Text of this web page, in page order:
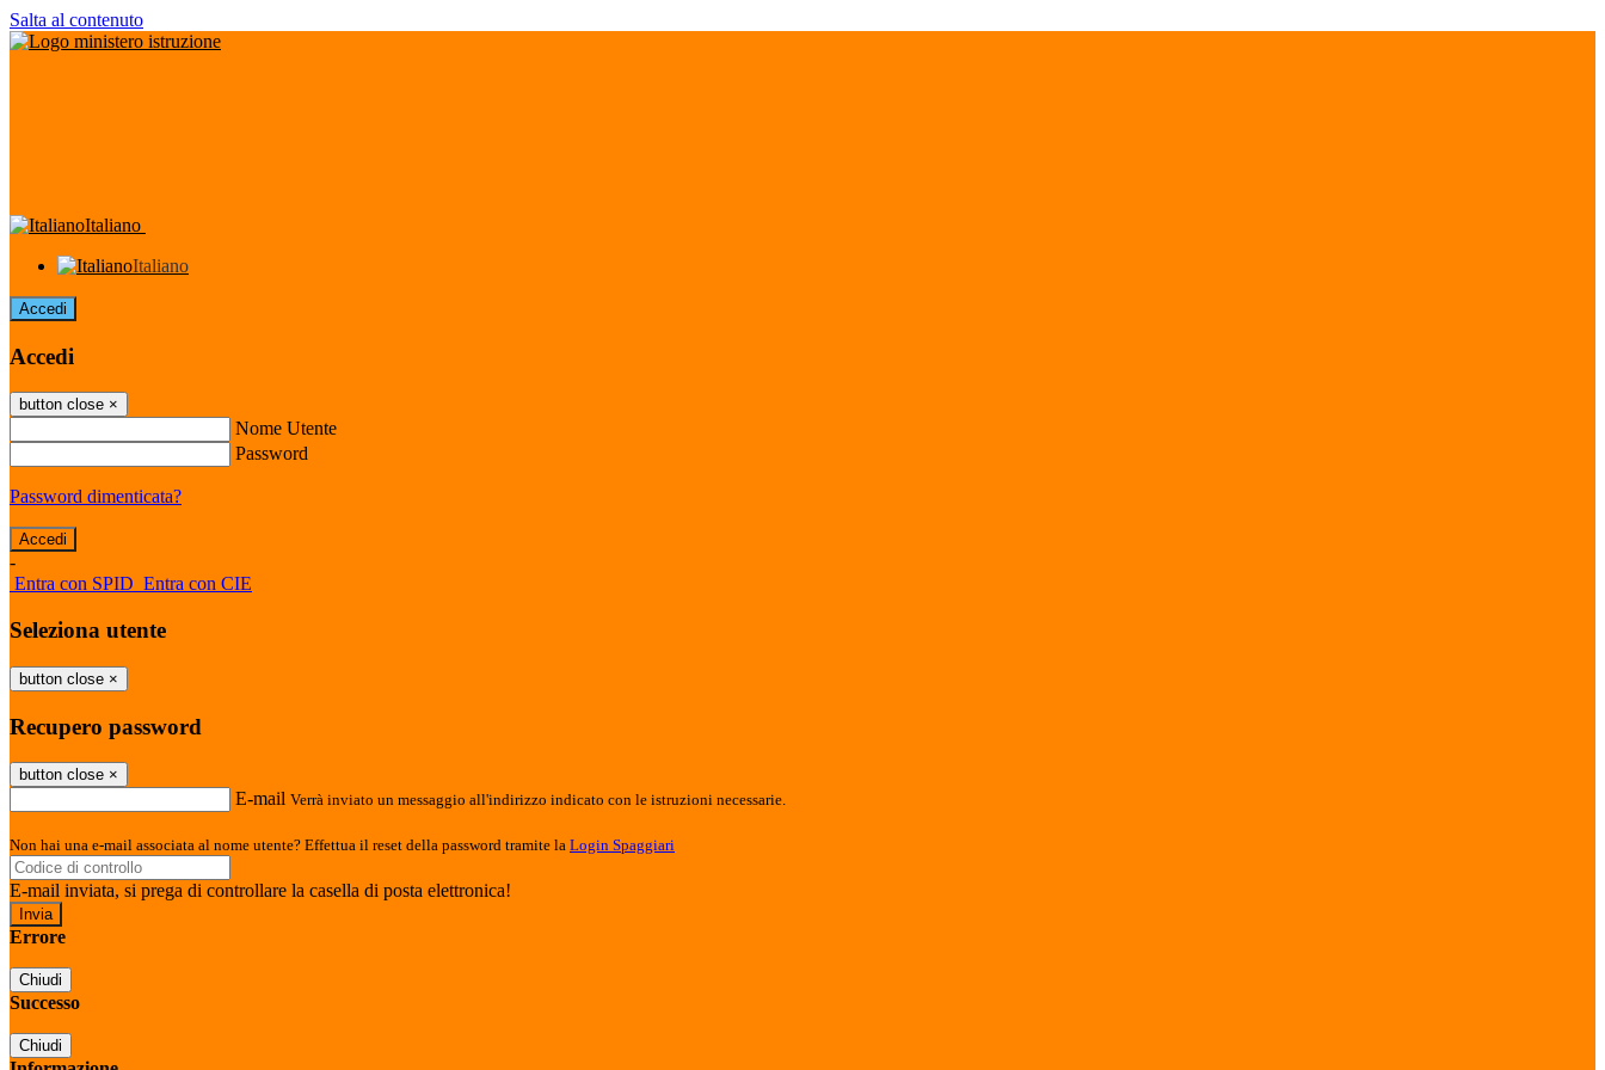
Salta al contenuto
Italiano
Italiano
Accedi
Accedi
button close ×
Nome Utente
Password
Password dimenticata?
-
Entra con SPID Entra con CIE
Seleziona utente
button close ×
Recupero password
button close ×
E-mail Verrà inviato un messaggio all'indirizzo indicato con le istruzioni necessarie.
Non hai una e-mail associata al nome utente? Effettua il reset della password tramite la Login Spaggiari
E-mail inviata, si prega di controllare la casella di posta elettronica!
Errore
Chiudi
Successo
Chiudi